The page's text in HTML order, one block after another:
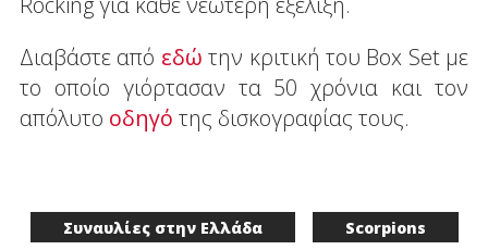
Διαβάστε από εδώ την κριτική του Box Set με
το οποίο γιόρτασαν τα 50 χρόνια και τον
απόλυτο οδηγό της δισκογραφίας τους.
Συναυλίες στην Ελλάδα Scorpions